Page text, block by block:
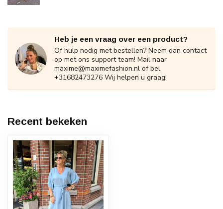
Heb je een vraag over een product?
Of hulp nodig met bestellen? Neem dan contact
op met ons support team! Mail naar
maxime@maximefashion.nl of bel
+31682473276 Wij helpen u graag!
Recent bekeken